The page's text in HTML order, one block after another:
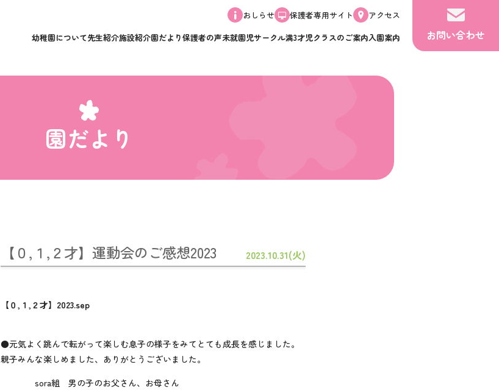
おしらせ 保護者専用サイト
アクセス
幼稚園について先生紹介施設紹介園だより保護者の声未就園児サークル満3才児クラスのご案内入園案内 お問い合わせ
園だより
【０,１,２才】運動会のご感想2023 2023.10.31(火)
【０,１,２才】2023.sep
●元気よく跳んで転がって楽しむ息子の様子をみてとても成長を感じました。
親子みんな楽しめました、ありがとうございました。
sora組 男の子のお父さん、お母さん